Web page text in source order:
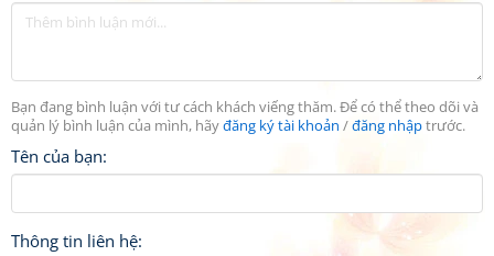
Bạn đang bình luận với tư cách khách viếng thăm. Để có thể theo dõi và
quản lý bình luận của mình, hãyđăng ký tài khoản /đăng nhậptrước.
Tên của bạn:
Thông tin liên hệ: